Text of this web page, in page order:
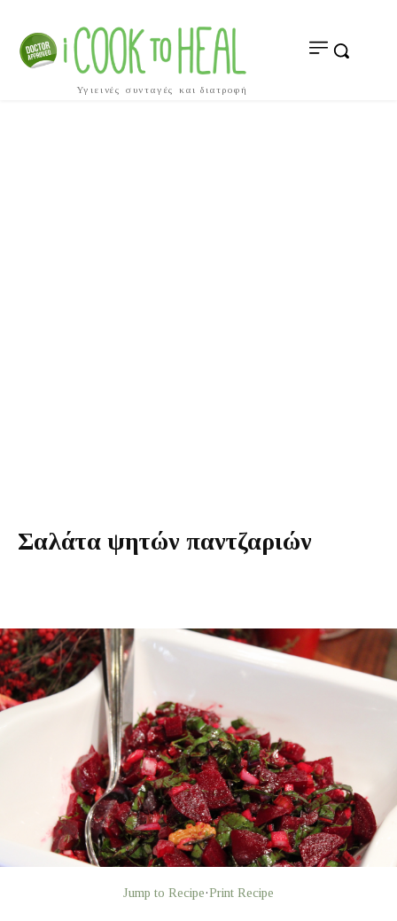
Υγιεινές συνταγές και διατροφή
Σαλάτα ψητών παντζαριών
Jump to Recipe·Print Recipe